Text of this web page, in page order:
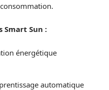
Smart Sun :
énergétique
automatique